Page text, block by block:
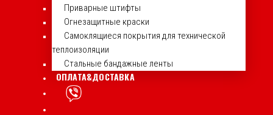
Приварные штифты
Огнезащитные краски
Самоклящиеся покрытия для технической
теплоизоляции
Стальные бандажные ленты
ОПЛАТА&ДОСТАВКА